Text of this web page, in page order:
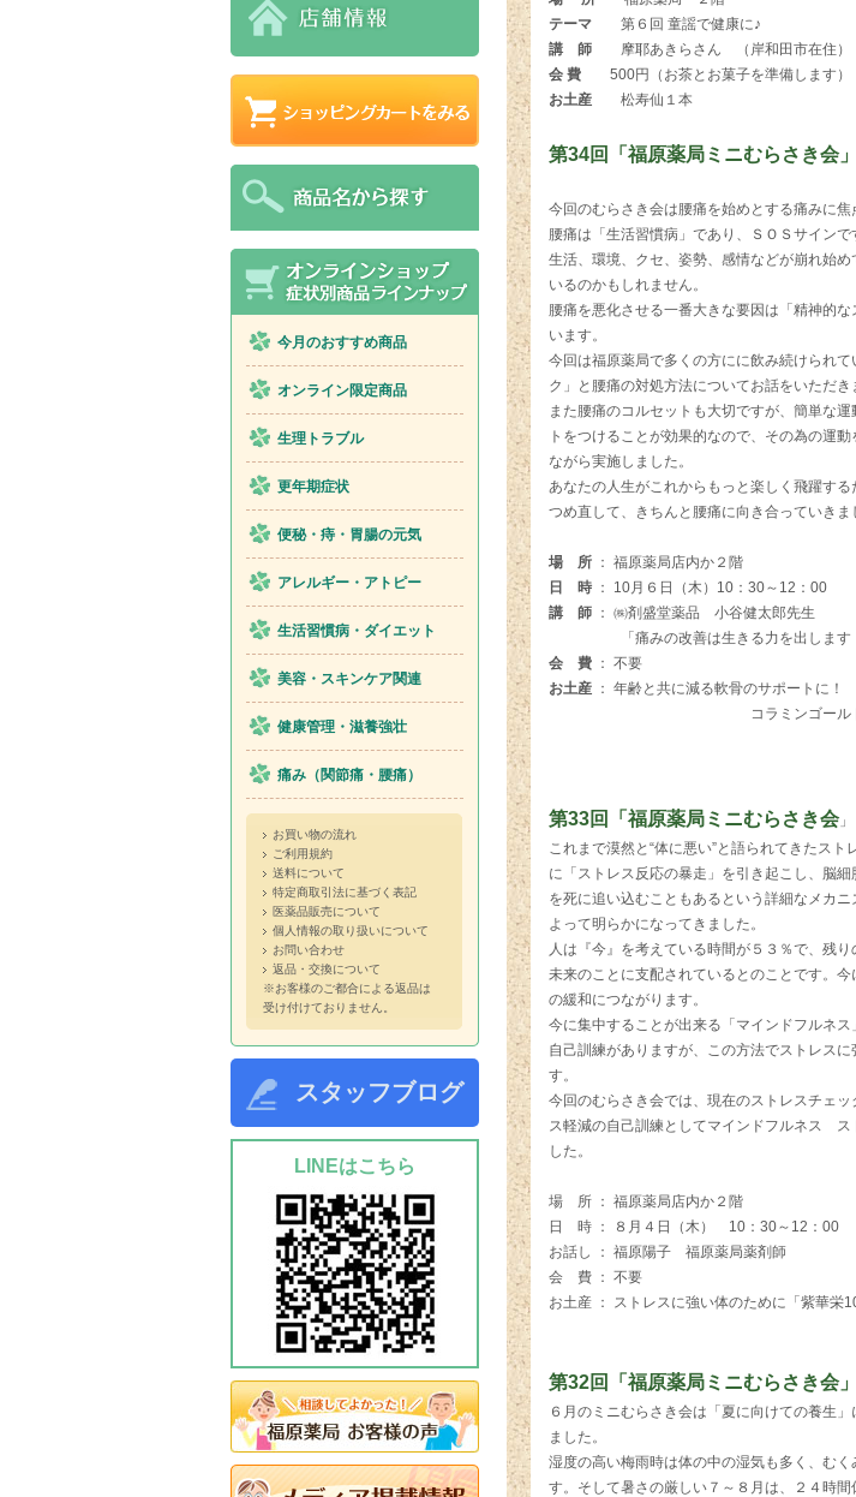
テーマ 第６回 童謡で健康に♪
講 師 摩耶あきらさん （岸和田市在住）
会 費 500円（お茶とお菓子を準備します）
お土産 松寿仙１本
第34回「福原薬局ミニむらさき会」
今回のむらさき会は腰痛を始めとする痛みに焦
腰痛は「生活習慣病」であり、ＳＯＳサインで
生活、環境、クセ、姿勢、感情などが崩れ始
いるのかもしれません。
腰痛を悪化させる一番大きな要因は「精神的
います。
今回は福原薬局で多くの方にに飲み続けられて
ク」と腰痛の対処方法についてお話をいただき
また腰痛のコルセットも大切ですが、簡単な
トをつけることが効果的なので、その為の運
ながら実施しました。
あなたの人生がこれからもっと楽しく飛躍す
つめ直して、きちんと腰痛に向き合っていきま
場 所 ： 福原薬局店内か２階
日 時 ： 10月６日（木）10：30～12：00
講 師 ： ㈱剤盛堂薬品 小谷健太郎先生
「痛みの改善は生きる力を出します
会 費 ： 不要
お土産 ： 年齢と共に減る軟骨のサポートに！
コラミンゴールド￥1000
第33回「福原薬局ミニむらさき会 」
これまで漠然と“体に悪い”と語られてきたスト
に「ストレス反応の暴走」を引き起こし、脳
を死に追い込むこともあるという詳細なメカ
よって明らかになってきました。
人は『今』を考えている時間が５３％で、残
未来のことに支配されているとのことです。
の緩和につながります。
今に集中することが出来る「マインドフルネ
自己訓練がありますが、この方法でストレス
す。
今回のむらさき会では、現在のストレスチェ
ス軽減の自己訓練としてマインドフルネス ス
した。
場 所 ： 福原薬局店内か２階
日 時 ： ８月４日（木） 10：30～12：00
お話し ： 福原陽子 福原薬局薬剤師
会 費 ： 不要
お土産 ： ストレスに強い体のために「紫華栄
第32回「福原薬局ミニむらさき会」
６月のミニむらさき会は「夏に向けての養生
ました。
湿度の高い梅雨時は体の中の湿気も多く、むく
す。そして暑さの厳しい７～８月は、２４時
今月のおすすめ商品
オンライン限定商品
生理トラブル
更年期症状
便秘・痔・胃腸の元気
アレルギー・アトピー
生活習慣病・ダイエット
美容・スキンケア関連
健康管理・滋養強壮
痛み（関節痛・腰痛）
お買い物の流れ
ご利用規約
送料について
特定商取引法に基づく表記
医薬品販売について
個人情報の取り扱いについて
お問い合わせ
返品・交換について
※お客様のご都合による返品は
受け付けておりません。
スタッフブログ
LINEはこちら